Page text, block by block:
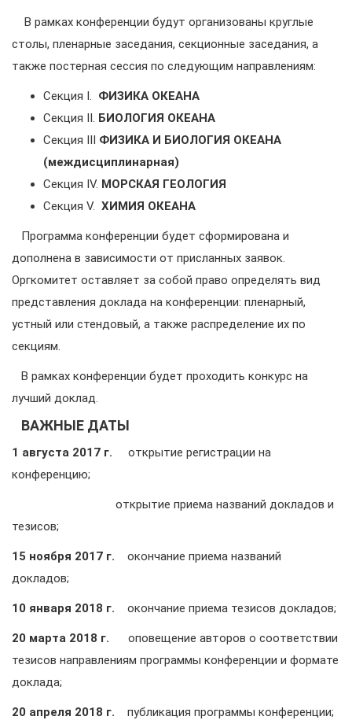
В рамках конференции будут организованы круглые
столы, пленарные заседания, секционные заседания, а
также постерная сессия по следующим направлениям:
Секция I. ФИЗИКА ОКЕАНА
Секция II. БИОЛОГИЯ ОКЕАНА
Секция III ФИЗИКА И БИОЛОГИЯ ОКЕАНА
(междисциплинарная)
Секция IV. МОРСКАЯ ГЕОЛОГИЯ
Секция V. ХИМИЯ ОКЕАНА
Программа конференции будет сформирована и
дополнена в зависимости от присланных заявок.
Оргкомитет оставляет за собой право определять вид
представления доклада на конференции: пленарный,
устный или стендовый, а также распределение их по
секциям.
В рамках конференции будет проходить конкурс на
лучший доклад.
ВАЖНЫЕ ДАТЫ
1 августа 2017 г. открытие регистрации на
конференцию;
открытие приема названий докладов и
тезисов;
15 ноября 2017 г. окончание приема названий
докладов;
10 января 2018 г. окончание приема тезисов докладов;
20 марта 2018 г.
оповещение авторов о соответствии
тезисов направлениям программы конференции и формате
доклада;
20 апреля 2018 г. публикация программы конференции;